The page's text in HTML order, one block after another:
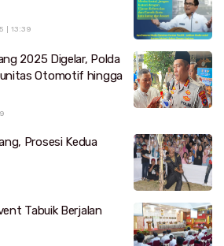
| 13:39
2025 Digelar, Polda
Otomotif hingga
Prosesi Kedua
Tabuik Berjalan